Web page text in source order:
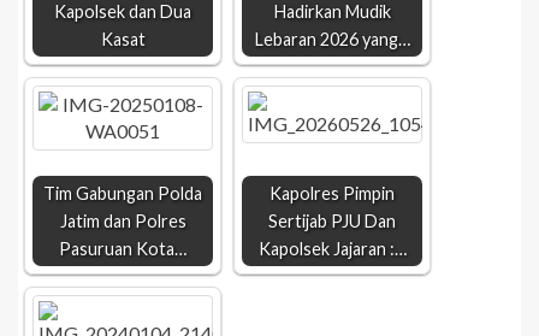
Kapolsek dan Dua
Kasat
Hadirkan Mudik
Lebaran 2026 yang…
Tim Gabungan Polda
Jatim dan Polres
Pasuruan Kota…
Kapolres Pimpin
Sertijab PJU Dan
Kapolsek Jajaran :…